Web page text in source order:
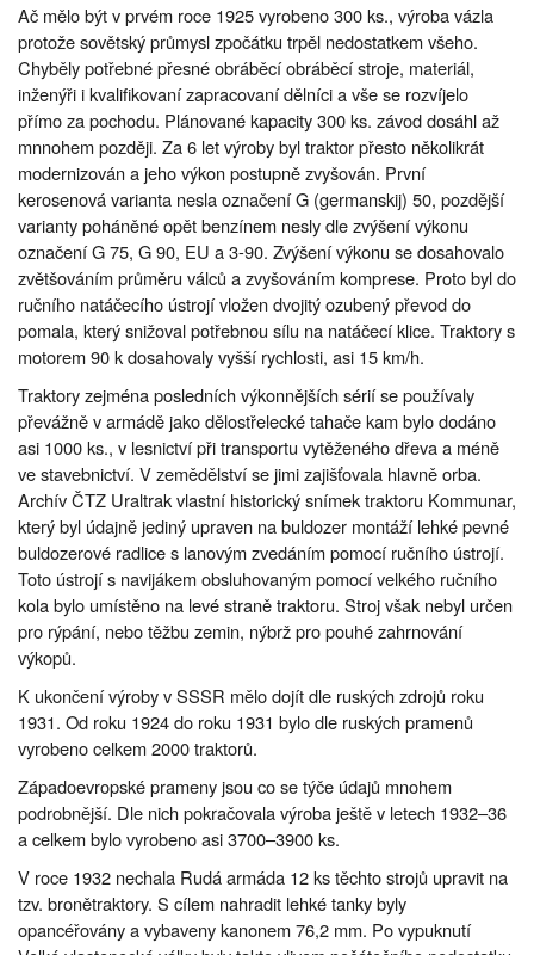
Ač mělo být v prvém roce 1925 vyrobeno 300 ks., výroba vázla
protože sovětský průmysl zpočátku trpěl nedostatkem všeho.
Chyběly potřebné přesné obráběcí obráběcí stroje, materiál,
inženýři i kvalifikovaní zapracovaní dělníci a vše se rozvíjelo
přímo za pochodu. Plánované kapacity 300 ks. závod dosáhl až
mnnohem později. Za 6 let výroby byl traktor přesto několikrát
modernizován a jeho výkon postupně zvyšován. První
kerosenová varianta nesla označení G (germanskij) 50, pozdější
varianty poháněné opět benzínem nesly dle zvýšení výkonu
označení G 75, G 90, EU a 3-90. Zvýšení výkonu se dosahovalo
zvětšováním průměru válců a zvyšováním komprese. Proto byl do
ručního natáčecího ústrojí vložen dvojitý ozubený převod do
pomala, který snižoval potřebnou sílu na natáčecí klice. Traktory s
motorem 90 k dosahovaly vyšší rychlosti, asi 15 km/h.
Traktory zejména posledních výkonnějších sérií se používaly
převážně v armádě jako dělostřelecké tahače kam bylo dodáno
asi 1000 ks., v lesnictví při transportu vytěženého dřeva a méně
ve stavebnictví. V zemědělství se jimi zajišťovala hlavně orba.
Archív ČTZ Uraltrak vlastní historický snímek traktoru Kommunar,
který byl údajně jediný upraven na buldozer montáží lehké pevné
buldozerové radlice s lanovým zvedáním pomocí ručního ústrojí.
Toto ústrojí s navijákem obsluhovaným pomocí velkého ručního
kola bylo umístěno na levé straně traktoru. Stroj však nebyl určen
pro rýpání, nebo těžbu zemin, nýbrž pro pouhé zahrnování
výkopů.
K ukončení výroby v SSSR mělo dojít dle ruských zdrojů roku
1931. Od roku 1924 do roku 1931 bylo dle ruských pramenů
vyrobeno celkem 2000 traktorů.
Západoevropské prameny jsou co se týče údajů mnohem
podrobnější. Dle nich pokračovala výroba ještě v letech 1932–36
a celkem bylo vyrobeno asi 3700–3900 ks.
V roce 1932 nechala Rudá armáda 12 ks těchto strojů upravit na
tzv. bronětraktory. S cílem nahradit lehké tanky byly
opancéřovány a vybaveny kanonem 76,2 mm. Po vypuknutí